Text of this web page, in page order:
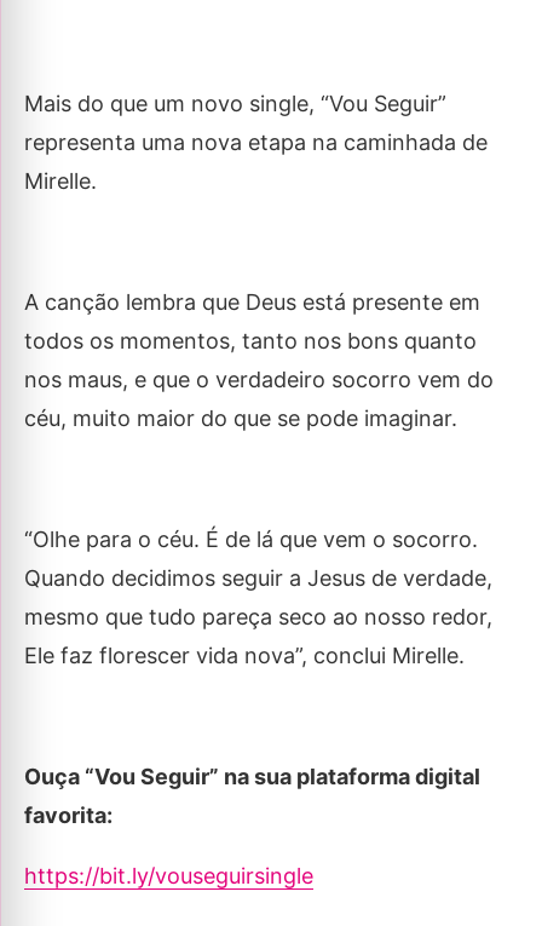
Mais do que um novo single, “Vou Seguir”
representa uma nova etapa na caminhada de
Mirelle.
A canção lembra que Deus está presente em
todos os momentos, tanto nos bons quanto
nos maus, e que o verdadeiro socorro vem do
céu, muito maior do que se pode imaginar.
“Olhe para o céu. É de lá que vem o socorro.
Quando decidimos seguir a Jesus de verdade,
mesmo que tudo pareça seco ao nosso redor,
Ele faz florescer vida nova”, conclui Mirelle.
Ouça “Vou Seguir” na sua plataforma digital
favorita:
https://bit.ly/vouseguirsingle